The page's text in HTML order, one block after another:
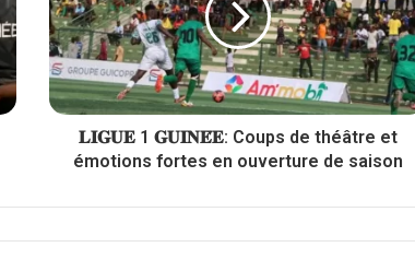
𝐋𝐈𝐆𝐔𝐄 1 𝐆𝐔𝐈𝐍𝐄́𝐄: Coups de théâtre et
émotions fortes en ouverture de saison